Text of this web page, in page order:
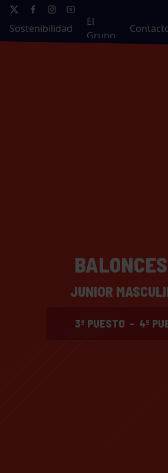
Sostenibilidad
El
Grupo
JUNIOR
3º PUESTO - 4º